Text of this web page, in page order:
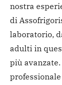
nostra
di
laboratorio,
adulti in
più